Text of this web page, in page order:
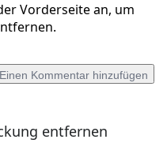
Vorderseite an, um
Einen Kommentar hinzufügen
hinzufügenentfernen